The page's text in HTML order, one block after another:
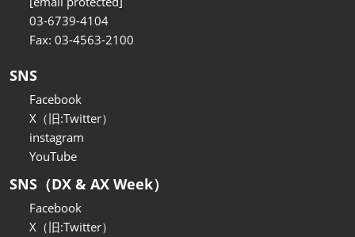
03-6739-4104
Fax: 03-4563-2100
SNS
Facebook
X（旧:Twitter）
instagram
YouTube
SNS（DX & AX Week）
Facebook
X（旧:Twitter）